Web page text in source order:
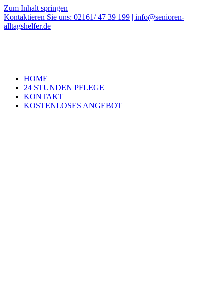
Zum Inhalt springen
Kontaktieren Sie uns: 02161/ 47 39 199 | info@senioren-
alltagshelfer.de
HOME
24 STUNDEN PFLEGE
KONTAKT
KOSTENLOSES ANGEBOT